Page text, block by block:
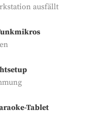
ausfällt
Tablet